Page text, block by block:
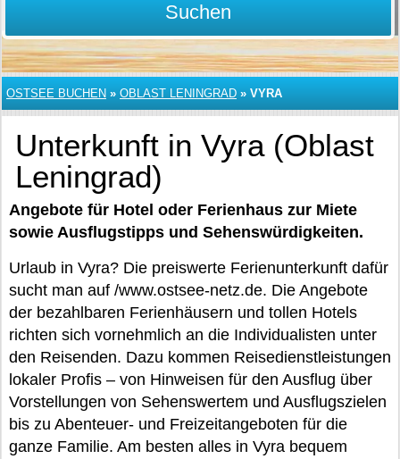
Suchen
OSTSEE BUCHEN » OBLAST LENINGRAD » VYRA
Unterkunft in Vyra (Oblast
Leningrad)
Angebote für Hotel oder Ferienhaus zur Miete
sowie Ausflugstipps und Sehenswürdigkeiten.
Urlaub in Vyra? Die preiswerte Ferienunterkunft dafür
sucht man auf /www.ostsee-netz.de. Die Angebote
der bezahlbaren Ferienhäusern und tollen Hotels
richten sich vornehmlich an die Individualisten unter
den Reisenden. Dazu kommen Reisedienstleistungen
lokaler Profis – von Hinweisen für den Ausflug über
Vorstellungen von Sehenswertem und Ausflugszielen
bis zu Abenteuer- und Freizeitangeboten für die
ganze Familie. Am besten alles in Vyra bequem